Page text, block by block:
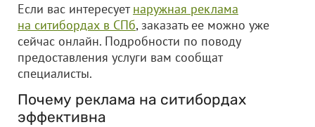
Если вас интересуетнаружная реклама
на ситибордах в СПб, заказать ее можно уже
сейчас онлайн. Подробности по поводу
предоставления услуги вам сообщат
специалисты.
Почему реклама на ситибордах
эффективна